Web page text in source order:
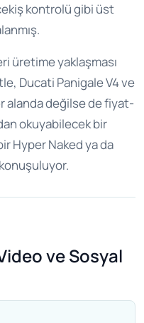
kontrolü gibi üst
üretime yaklaşması
Ducati Panigale V4 ve
alanda değilse de fiyat-
okuyabilecek bir
Hyper Naked ya da
ve Sosyal